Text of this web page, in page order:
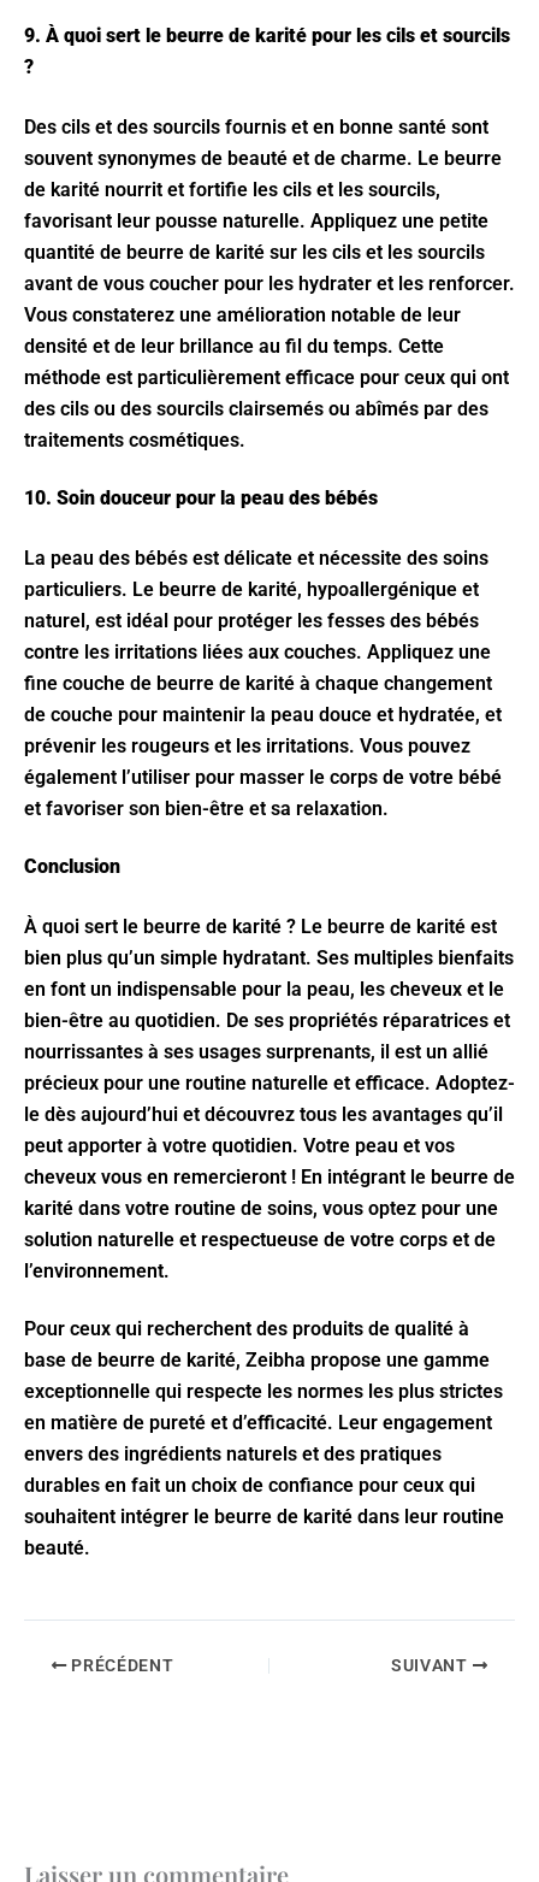
9. À quoi sert le beurre de karité pour les cils et sourcils
?
Des cils et des sourcils fournis et en bonne santé sont
souvent synonymes de beauté et de charme. Le beurre
de karité nourrit et fortifie les cils et les sourcils,
favorisant leur pousse naturelle. Appliquez une petite
quantité de beurre de karité sur les cils et les sourcils
avant de vous coucher pour les hydrater et les renforcer.
Vous constaterez une amélioration notable de leur
densité et de leur brillance au fil du temps. Cette
méthode est particulièrement efficace pour ceux qui ont
des cils ou des sourcils clairsemés ou abîmés par des
traitements cosmétiques.
10. Soin douceur pour la peau des bébés
La peau des bébés est délicate et nécessite des soins
particuliers. Le beurre de karité, hypoallergénique et
naturel, est idéal pour protéger les fesses des bébés
contre les irritations liées aux couches. Appliquez une
fine couche de beurre de karité à chaque changement
de couche pour maintenir la peau douce et hydratée, et
prévenir les rougeurs et les irritations. Vous pouvez
également l’utiliser pour masser le corps de votre bébé
et favoriser son bien-être et sa relaxation.
Conclusion
À quoi sert le beurre de karité ? Le beurre de karité est
bien plus qu’un simple hydratant. Ses multiples bienfaits
en font un indispensable pour la peau, les cheveux et le
bien-être au quotidien. De ses propriétés réparatrices et
nourrissantes à ses usages surprenants, il est un allié
précieux pour une routine naturelle et efficace. Adoptez-
le dès aujourd’hui et découvrez tous les avantages qu’il
peut apporter à votre quotidien. Votre peau et vos
cheveux vous en remercieront ! En intégrant le beurre de
karité dans votre routine de soins, vous optez pour une
solution naturelle et respectueuse de votre corps et de
l’environnement.
Pour ceux qui recherchent des produits de qualité à
base de beurre de karité, Zeibha propose une gamme
exceptionnelle qui respecte les normes les plus strictes
en matière de pureté et d’efficacité. Leur engagement
envers des ingrédients naturels et des pratiques
durables en fait un choix de confiance pour ceux qui
souhaitent intégrer le beurre de karité dans leur routine
beauté.
PRÉCÉDENT SUIVANT
Laisser un commentaire